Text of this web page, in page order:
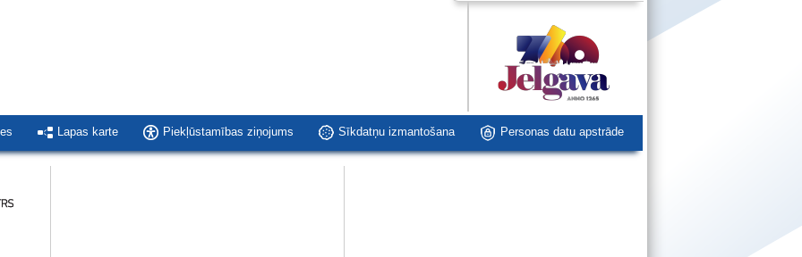
Lapas karte Piekļūstamības ziņojums Sīkdatņu izmantošana Personas datu apstrāde